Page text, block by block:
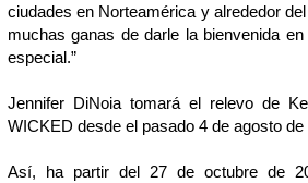
ciudades en Norteamérica y alrededor
muchas ganas de darle la bienvenida
especial.”
Jennifer DiNoia tomará el relevo de
WICKED desde el pasado 4 de agosto de
Así, ha partir del 27 de octubre de